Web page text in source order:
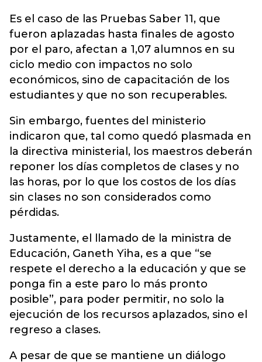
Es el caso de las Pruebas Saber 11, que
fueron aplazadas hasta finales de agosto
por el paro, afectan a 1,07 alumnos en su
ciclo medio con impactos no solo
económicos, sino de capacitación de los
estudiantes y que no son recuperables.
Sin embargo, fuentes del ministerio
indicaron que, tal como quedó plasmada en
la directiva ministerial, los maestros deberán
reponer los días completos de clases y no
las horas, por lo que los costos de los días
sin clases no son considerados como
pérdidas.
Justamente, el llamado de la ministra de
Educación, Ganeth Yiha, es a que “se
respete el derecho a la educación y que se
ponga fin a este paro lo más pronto
posible”, para poder permitir, no solo la
ejecución de los recursos aplazados, sino el
regreso a clases.
A pesar de que se mantiene un diálogo